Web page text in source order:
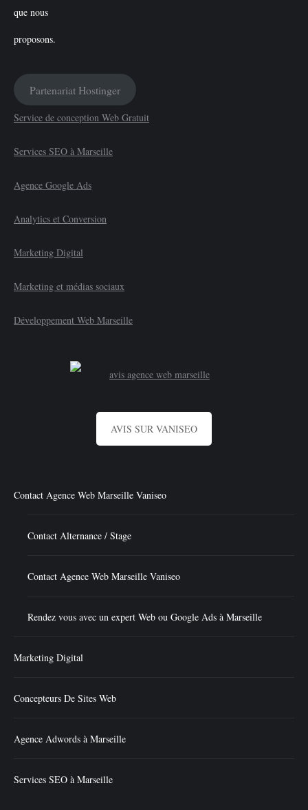
Partenariat Hostinger
Service de conception Web Gratuit
Services SEO à Marseille
Agence Google Ads
Analytics et Conversion
Marketing Digital
Marketing et médias sociaux
Développement Web Marseille
AVIS SUR VANISEO
Contact Agence Web Marseille Vaniseo
Contact Alternance / Stage
Contact Agence Web Marseille Vaniseo
Rendez vous avec un expert Web ou Google Ads à Marseille
Marketing Digital
Concepteurs De Sites Web
Agence Adwords à Marseille
Services SEO à Marseille